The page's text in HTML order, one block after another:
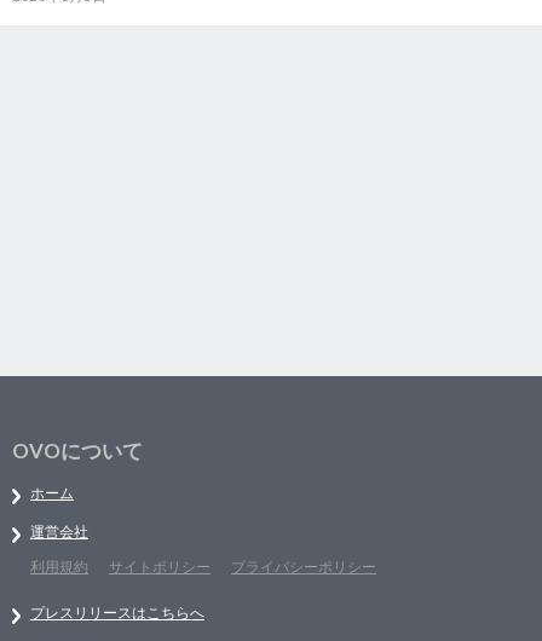
OVOについて
ホーム
運営会社
利用規約
サイトポリシー プライバシーポリシー
プレスリリースはこちらへ